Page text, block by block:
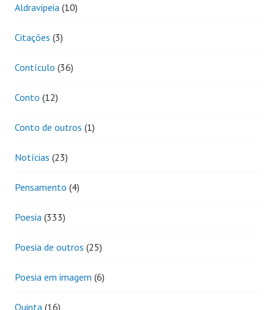
Aldravipeia (10)
Citações (3)
Contículo (36)
Conto (12)
Conto de outros (1)
Notícias (23)
Pensamento (4)
Poesia (333)
Poesia de outros (25)
Poesia em imagem (6)
Quinta (16)